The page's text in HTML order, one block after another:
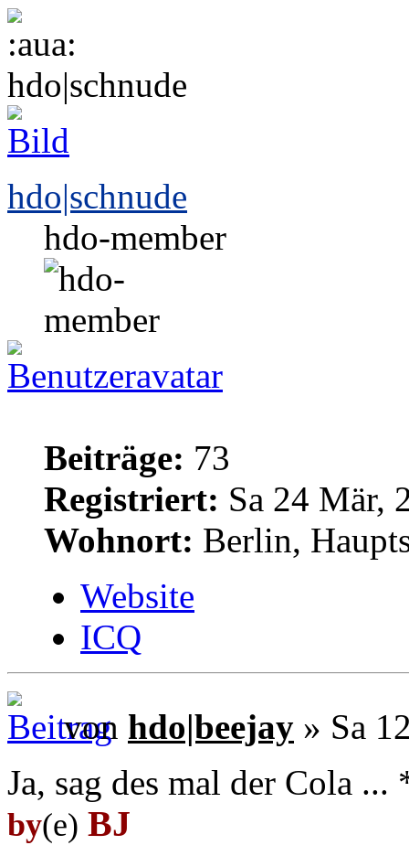
hdo|schnude
hdo|schnude
hdo-member
Beiträge: 73
Registriert: Sa 24 Mär,
Wohnort: Berlin,
Website
ICQ
von hdo|beejay » Sa
Ja, sag des mal der Cola
by(e) BJ